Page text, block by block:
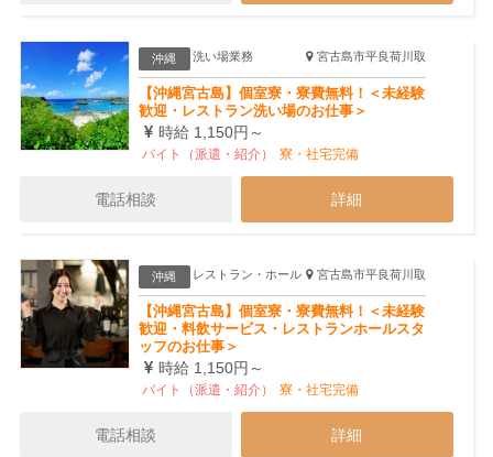
沖縄 洗い場業務 宮古島市平良荷川取
【沖縄宮古島】個室寮・寮費無料！＜未経験
歓迎・レストラン洗い場のお仕事＞
時給 1,150円～
バイト（派遣・紹介） 寮・社宅完備
電話相談 詳細
沖縄 レストラン・ホール 宮古島市平良荷川取
【沖縄宮古島】個室寮・寮費無料！＜未経験
歓迎・料飲サービス・レストランホールスタ
ッフのお仕事＞
時給 1,150円～
バイト（派遣・紹介） 寮・社宅完備
電話相談 詳細